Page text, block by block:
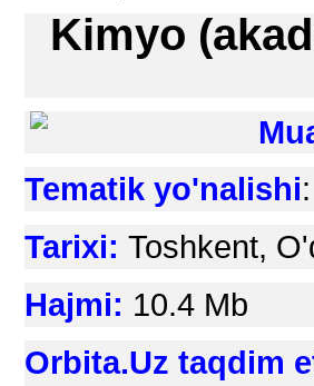
Kimyo
Tematik yo'nalishi
Tarixi:Toshkent,
Hajmi: 10.4 Mb
Orbita.Uz taqdim